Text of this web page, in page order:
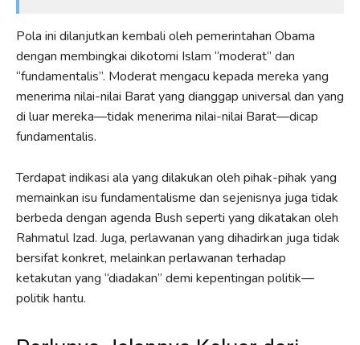
Pola ini dilanjutkan kembali oleh pemerintahan Obama
dengan membingkai dikotomi Islam “moderat” dan
“fundamentalis”. Moderat mengacu kepada mereka yang
menerima nilai-nilai Barat yang dianggap universal dan yang
di luar mereka—tidak menerima nilai-nilai Barat—dicap
fundamentalis.
Terdapat indikasi ala yang dilakukan oleh pihak-pihak yang
memainkan isu fundamentalisme dan sejenisnya juga tidak
berbeda dengan agenda Bush seperti yang dikatakan oleh
Rahmatul Izad. Juga, perlawanan yang dihadirkan juga tidak
bersifat konkret, melainkan perlawanan terhadap
ketakutan yang “diadakan” demi kepentingan politik—
politik hantu.